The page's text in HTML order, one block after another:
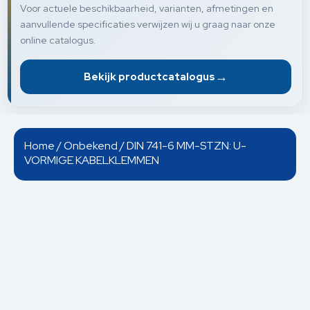
Voor actuele beschikbaarheid, varianten, afmetingen en
aanvullende specificaties verwijzen wij u graag naar onze
online catalogus.
Bekijk productcatalogus →
Home/Onbekend/ DIN 741-6 MM-STZN: U-
VORMIGE KABELKLEMMEN